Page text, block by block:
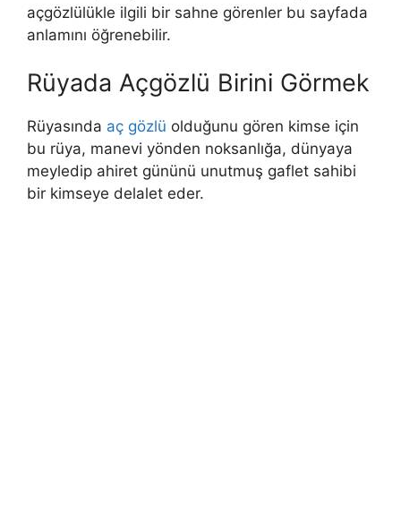
açgözlülükle ilgili bir sahne görenler bu sayfada
anlamını öğrenebilir.
Rüyada Açgözlü Birini Görmek
Rüyasında aç gözlü olduğunu gören kimse için
bu rüya, manevi yönden noksanlığa, dünyaya
meyledip ahiret gününü unutmuş gaflet sahibi
bir kimseye delalet eder.